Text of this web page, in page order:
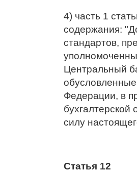
4) часть 1
содержания:
стандартов,
Центральный
Федерации, в
бухгалтерской
силу
Статья 12